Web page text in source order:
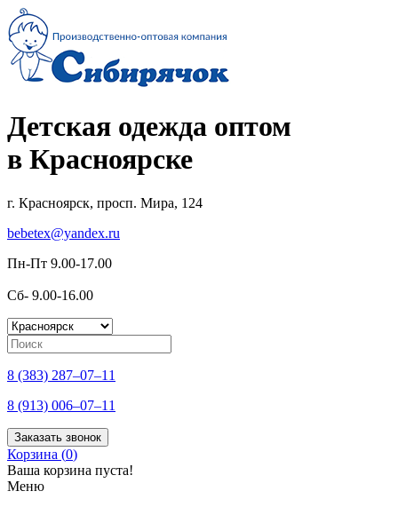
Детская одежда оптом
в Красноярске
г. Красноярск, просп. Мира, 124
bebetex@yandex.ru
Пн-Пт 9.00-17.00
Сб- 9.00-16.00
8 (383) 287–07–11
8 (913) 006–07–11
Заказать звонок
Корзина (0)
Ваша корзина пуста!
Меню